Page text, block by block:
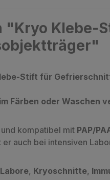
"Kryo Klebe-
Stift für
Färben oder Waschen
kompatibel mit PAP/
er auch bei intensiven
, Kryoschnitte,